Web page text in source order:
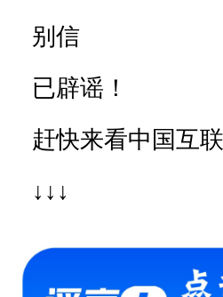
别信
已辟谣！
赶快来看中国互
↓↓↓